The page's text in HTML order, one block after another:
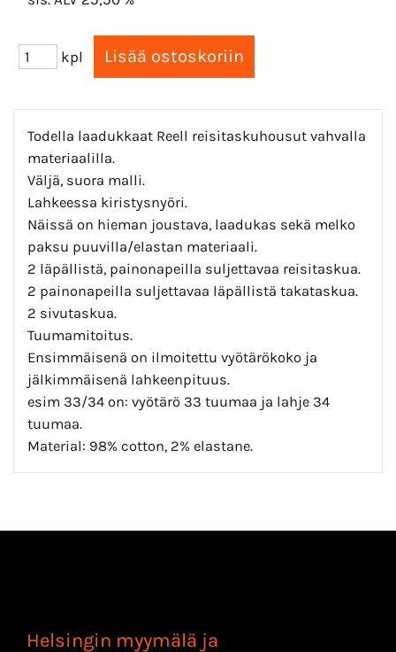
kpl
Todella laadukkaat Reell reisitaskuhousut vahvalla
materiaalilla.
Väljä, suora malli.
Lahkeessa kiristysnyöri.
Näissä on hieman joustava, laadukas sekä melko
paksu puuvilla/elastan materiaali.
2 läpällistä, painonapeilla suljettavaa reisitaskua.
2 painonapeilla suljettavaa läpällistä takataskua.
2 sivutaskua.
Tuumamitoitus.
Ensimmäisenä on ilmoitettu vyötärökoko ja
jälkimmäisenä lahkeenpituus.
esim 33/34 on: vyötärö 33 tuumaa ja lahje 34
tuumaa.
Material: 98% cotton, 2% elastane.
Helsingin myymälä ja